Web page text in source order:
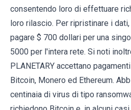
consentendo loro di effettuare
loro rilascio. Per ripristinare i
pagare $ 700 dollari per una
5000 per l'intera rete. Si noti
PLANETARY accettano
Bitcoin, Monero ed Ethereum.
centinaia di virus di tipo